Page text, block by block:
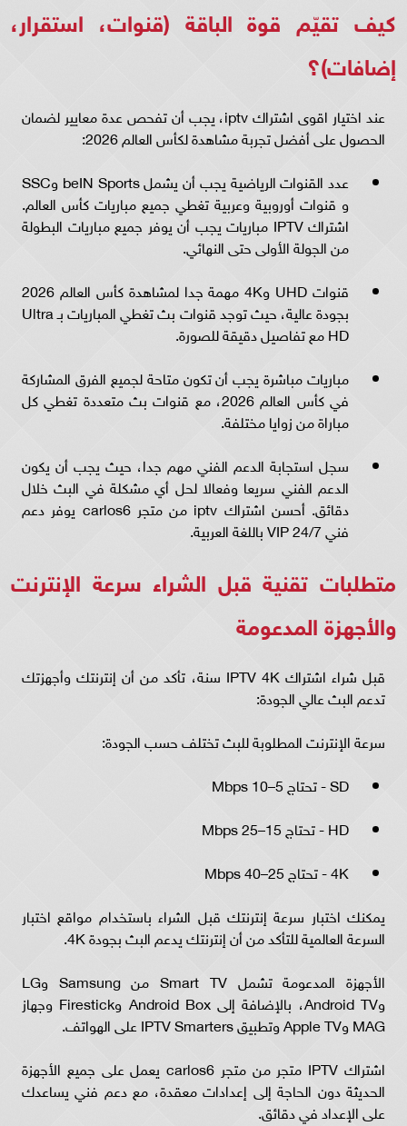
كيف تقيّم قوة الباقة (قنوات، استقرار،
إضافات)؟
عند اختيار اقوى اشتراك iptv، يجب أن تفحص عدة معايير لضمان
الحصول على أفضل تجربة مشاهدة لكأس العالم 2026:
عدد القنوات الرياضية يجب أن يشمل beIN Sports وSSC
و قنوات أوروبية وعربية تغطي جميع مباريات كأس العالم.
اشتراك IPTV مباريات يجب أن يوفر جميع مباريات البطولة
من الجولة الأولى حتى النهائي.
قنوات UHD و4K مهمة جدا لمشاهدة كأس العالم 2026
بجودة عالية، حيث توجد قنوات بث تغطي المباريات بـ Ultra
HD مع تفاصيل دقيقة للصورة.
مباريات مباشرة يجب أن تكون متاحة لجميع الفرق المشاركة
في كأس العالم 2026، مع قنوات بث متعددة تغطي كل
مباراة من زوايا مختلفة.
سجل استجابة الدعم الفني مهم جدا، حيث يجب أن يكون
الدعم الفني سريعا وفعالا لحل أي مشكلة في البث خلال
دقائق. أحسن اشتراك iptv من متجر carlos6 يوفر دعم
فني VIP 24/7 باللغة العربية.
متطلبات تقنية قبل الشراء سرعة الإنترنت
والأجهزة المدعومة
قبل شراء اشتراك IPTV 4K سنة، تأكد من أن إنترنتك وأجهزتك
تدعم البث عالي الجودة:
سرعة الإنترنت المطلوبة للبث تختلف حسب الجودة:
SD - تحتاج 5–10 Mbps
HD - تحتاج 15–25 Mbps
4K - تحتاج 25–40 Mbps
يمكنك اختبار سرعة إنترنتك قبل الشراء باستخدام مواقع اختبار
السرعة العالمية للتأكد من أن إنترنتك يدعم البث بجودة 4K.
الأجهزة المدعومة تشمل Smart TV من Samsung وLG
وAndroid TV، بالإضافة إلى Android Box وFirestick وجهاز
MAG وApple TV وتطبيق IPTV Smarters على الهواتف.
اشتراك IPTV متجر من متجر carlos6 يعمل على جميع الأجهزة
الحديثة دون الحاجة إلى إعدادات معقدة، مع دعم فني يساعدك
على الإعداد في دقائق.